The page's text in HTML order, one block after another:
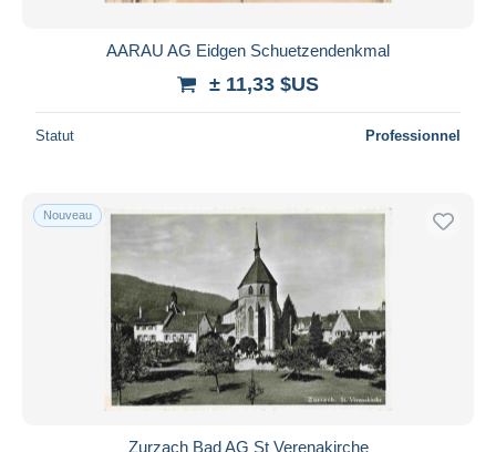
AARAU AG Eidgen Schuetzendenkmal
± 11,33 $US
Statut Professionnel
Nouveau
Zurzach Bad AG St Verenakirche